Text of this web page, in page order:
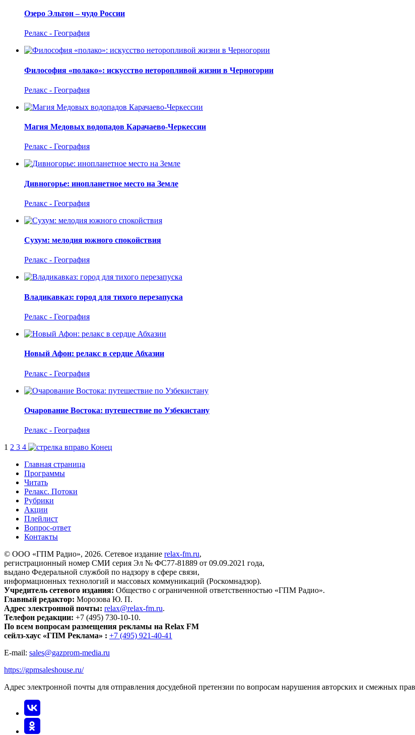
Озеро Эльтон – чудо России
Релакс - География
Философия «полако»: искусство неторопливой жизни в Черногории
Релакс - География
Магия Медовых водопадов Карачаево-Черкессии
Релакс - География
Дивногорье: инопланетное место на Земле
Релакс - География
Сухум: мелодия южного спокойствия
Релакс - География
Владикавказ: город для тихого перезапуска
Релакс - География
Новый Афон: релакс в сердце Абхазии
Релакс - География
Очарование Востока: путешествие по Узбекистану
Релакс - География
1 2 3 4
Конец
Главная страница
Программы
Читать
Релакс. Потоки
Рубрики
Акции
Плейлист
Вопрос-ответ
Контакты
© ООО «ГПМ Радио», 2026. Сетевое издание relax-fm.ru,
регистрационный номер СМИ серия Эл № ФС77-81889 от 09.09.2021 года,
выдано Федеральной службой по надзору в сфере связи,
информационных технологий и массовых коммуникаций (Роскомнадзор).
Учредитель сетевого издания: Общество с ограниченной ответственностью «ГПМ Радио».
Главный редактор: Морозова Ю. П.
Адрес электронной почты: relax@relax-fm.ru.
Телефон редакции: +7 (495) 730-10-10.
По всем вопросам размещения рекламы на Relax FM
сейлз-хаус «ГПМ Реклама» : +7 (495) 921-40-41
E-mail: sales@gazprom-media.ru
https://gpmsaleshouse.ru/
Адрес электронной почты для отправления досудебной претензии по вопросам нарушения авторских и смежных